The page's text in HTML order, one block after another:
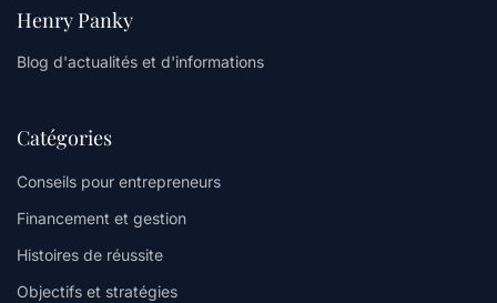
Henry Panky
Blog d'actualités et d'informations
Catégories
Conseils pour entrepreneurs
Financement et gestion
Histoires de réussite
Objectifs et stratégies